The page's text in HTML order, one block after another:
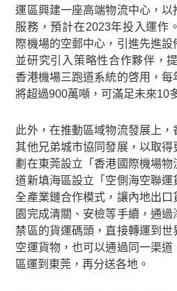
運區興建一座高端物流中心，
服務，預計在2023年投入運作
際機場的空郵中心，引進先進設
並研究引入策略性合作夥伴，
香港機場三跑道系統的啓用，
將超過900萬噸，可滿足未來10
此外，在推動區域物流發展上
其他兄弟城市協同發展，以取
劃在東莞設立「香港國際機場
道新填海區設立「空側海空聯
全產業鏈合作模式，讓內地出
園完成清關、安檢等手續，通
禁區的貨運碼頭，直接轉運到
空運貨物，也可以通過同一渠
區運到東莞，再分送各地。